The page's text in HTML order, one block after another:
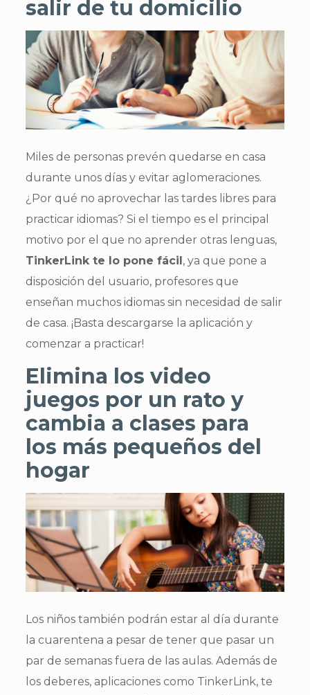
salir de tu domicilio
Miles de personas prevén quedarse en casa
durante unos días y evitar aglomeraciones.
¿Por qué no aprovechar las tardes libres para
practicar idiomas? Si el tiempo es el principal
motivo por el que no aprender otras lenguas,
TinkerLink te lo pone fácil, ya que pone a
disposición del usuario, profesores que
enseñan muchos idiomas sin necesidad de salir
de casa. ¡Basta descargarse la aplicación y
comenzar a practicar!
Elimina los video
juegos por un rato y
cambia a clases para
los más pequeños del
hogar
Los niños también podrán estar al día durante
la cuarentena a pesar de tener que pasar un
par de semanas fuera de las aulas. Además de
los deberes, aplicaciones como TinkerLink, te